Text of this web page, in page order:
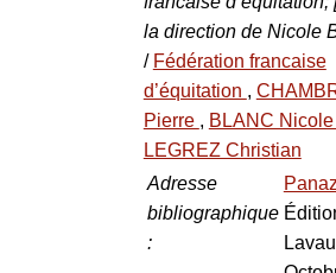
la direction de Nicole
/ Fédération francaise
d’équitation ,
Pierre , BLANC
LEGREZ Christian
Adresse
bibliographique
: